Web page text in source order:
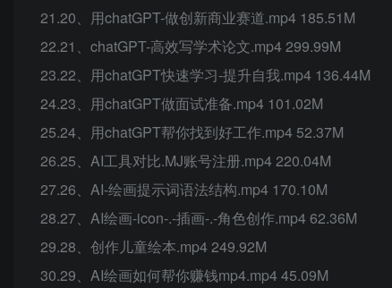
21.20、用chatGPT-做创新商业赛道.mp4 185.51M
22.21、chatGPT-高效写学术论文.mp4 299.99M
23.22、用chatGPT快速学习-提升自我.mp4 136.44M
24.23、用chatGPT做面试准备.mp4 101.02M
25.24、用chatGPT帮你找到好工作.mp4 52.37M
26.25、AI工具对比.MJ账号注册.mp4 220.04M
27.26、AI-绘画提示词语法结构.mp4 170.10M
28.27、AI绘画-icon-.-插画-.-角色创作.mp4 62.36M
29.28、创作儿童绘本.mp4 249.92M
30.29、AI绘画如何帮你赚钱mp4.mp4 45.09M